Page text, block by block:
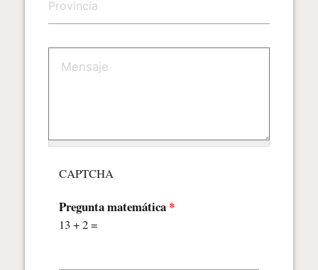
CAPTCHA
Pregunta matemática *
13 + 2 =